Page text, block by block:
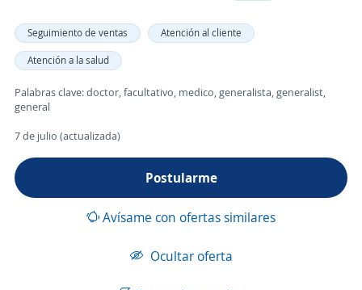
Seguimiento de ventas
Atención al cliente
Atención a la salud
Palabras clave: doctor, facultativo, medico, generalista, generalist,
general
7 de julio (actualizada)
Postularme
Avísame con ofertas similares
Ocultar oferta